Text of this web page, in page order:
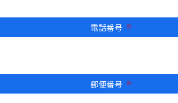
電話番号
郵便番号